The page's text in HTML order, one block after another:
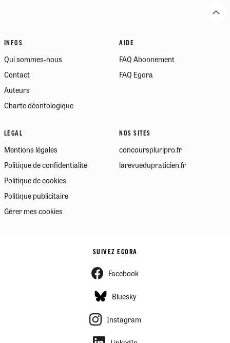
INFOS
Qui sommes-nous
Contact
Auteurs
Charte déontologique
AIDE
FAQ Abonnement
FAQ Egora
LÉGAL
Mentions légales
Politique de confidentialité
Politique de cookies
Politique publicitaire
Gérer mes cookies
NOS SITES
concourspluripro.fr
larevuedupraticien.fr
SUIVEZ EGORA
Facebook
Bluesky
Instagram